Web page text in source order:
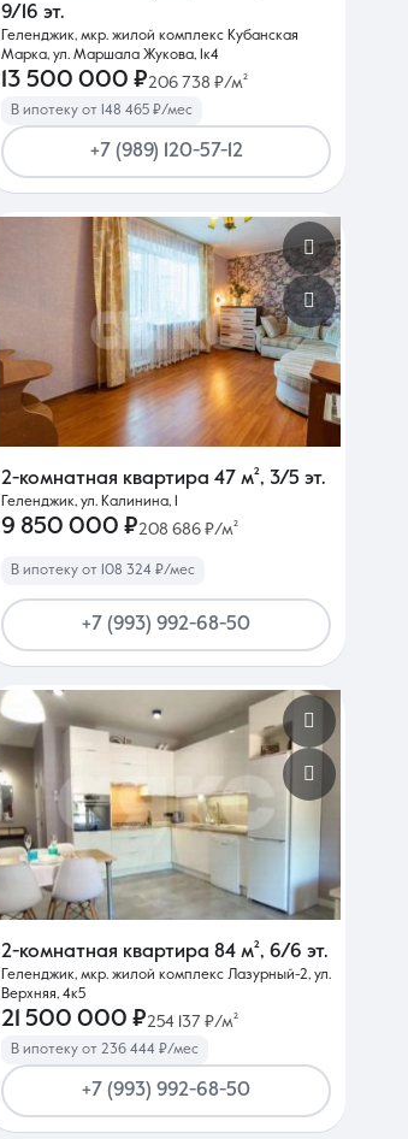
9/16 эт.
Геленджик, мкр. жилой комплекс Кубанская
Марка, ул. Маршала Жукова, 1к4
13 500 000 ₽206 738 ₽/м²
В ипотеку от 148 465 ₽/мес
+7 (989) 120-57-12
2-комнатная квартира 47 м², 3/5 эт.
Геленджик, ул. Калинина, 1
9 850 000 ₽208 686 ₽/м²
В ипотеку от 108 324 ₽/мес
+7 (993) 992-68-50
2-комнатная квартира 84 м², 6/6 эт.
Геленджик, мкр. жилой комплекс Лазурный-2, ул.
Верхняя, 4к5
21 500 000 ₽254 137 ₽/м²
В ипотеку от 236 444 ₽/мес
+7 (993) 992-68-50